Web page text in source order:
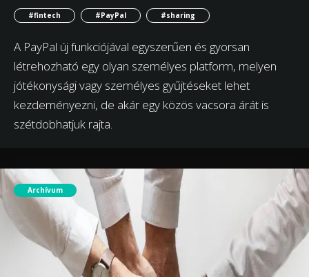
#fintech #PayPal #sharing
A PayPal új funkciójával egyszerűen és gyorsan
létrehozható egy olyan személyes platform, melyen
jótékonysági vagy személyes gyűjtéseket lehet
kezdeményezni, de akár egy közös vacsora árát is
szétdobhatjuk rajta.
Archívum